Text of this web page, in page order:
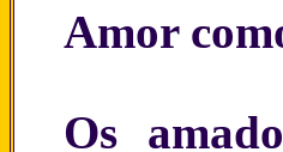
Amor
Os